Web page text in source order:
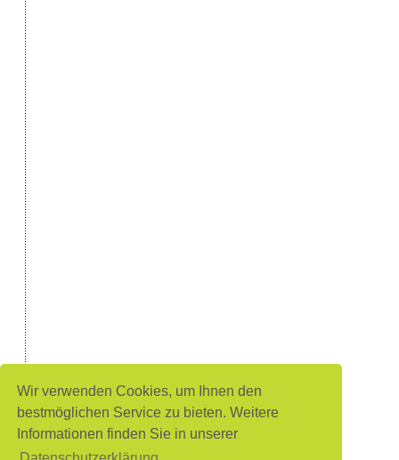
Wir verwenden Cookies, um Ihnen den
bestmöglichen Service zu bieten. Weitere
Informationen finden Sie in unserer